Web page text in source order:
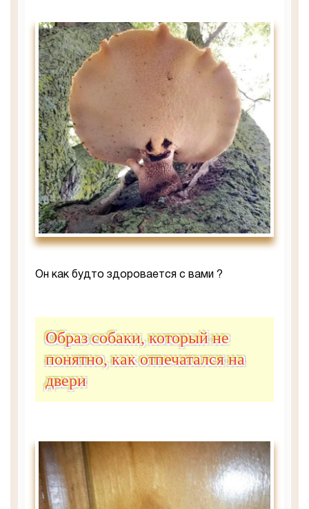
Он как будто здоровается с вами ?
Образ собаки, который не
понятно, как отпечатался на
двери